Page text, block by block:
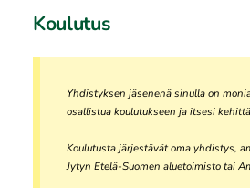
Koulutus
Yhdistyksen jäsenenä sinulla on
osallistua koulutukseen ja itsesi
Koulutusta järjestävät oma yhdistys,
Jytyn Etelä-Suomen aluetoimisto tai